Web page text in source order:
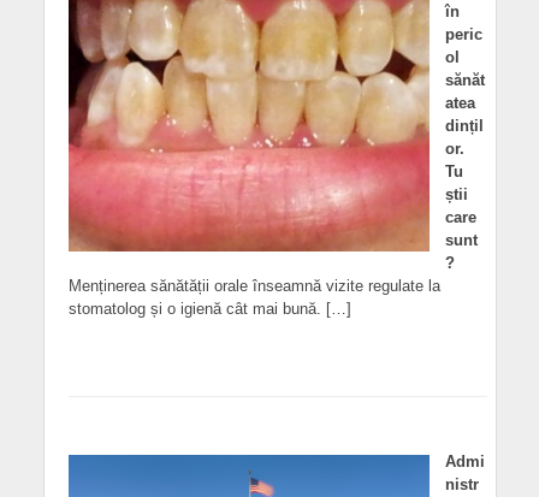
în
peric
ol
sănăt
atea
dințil
or.
Tu
știi
care
sunt
?
Menținerea sănătății orale înseamnă vizite regulate la
stomatolog și o igienă cât mai bună. […]
Admi
nistr